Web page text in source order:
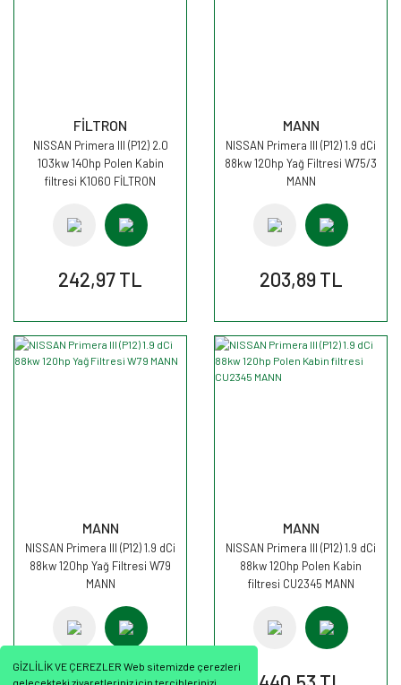
GİZLİLİK VE ÇEREZLER Web sitemizde çerezleri
FİLTRON
NISSAN Primera III (P12) 2.0
103kw 140hp Polen Kabin
filtresi K1060 FİLTRON
242,97 TL
MANN
NISSAN Primera III (P12) 1.9 dCi
88kw 120hp Yağ Filtresi W75/3
MANN
203,89 TL
MANN
NISSAN Primera III (P12) 1.9 dCi
88kw 120hp Yağ Filtresi W79
MANN
MANN
NISSAN Primera III (P12) 1.9 dCi
88kw 120hp Polen Kabin
filtresi CU2345 MANN